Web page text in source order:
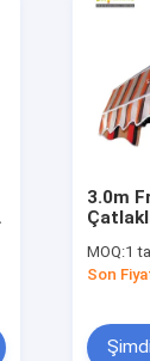
3.0m
Kubbe
MOQ:1
Son